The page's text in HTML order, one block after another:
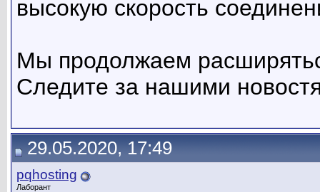
высокую скорость
Мы продолжаем
Следите за нашими
29.05.2020, 17:49
pqhosting
Лаборант